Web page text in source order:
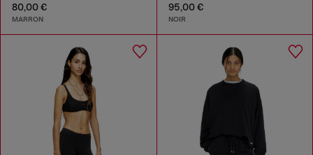
80,00 €
MARRON
95,00 €
NOIR